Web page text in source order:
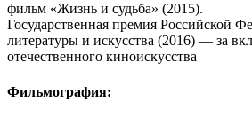
фильм «Жизнь и судьба» (2015).
Государственная премия Российской
литературы и искусства (2016) — за
отечественного киноискусства
Фильмография: